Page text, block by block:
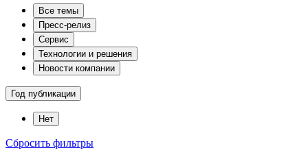
Все темы
Пресс-релиз
Сервис
Технологии и решения
Новости компании
Год публикации
Нет
Сбросить фильтры